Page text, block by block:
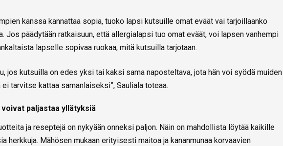
kanssa kannattaa sopia, tuoko lapsi kutsuille omat eväät vai tarjoillaanko
Jos päädytään ratkaisuun, että allergialapsi tuo omat eväät, voi lapsen vanhempi
lapselle sopivaa ruokaa, mitä kutsuilla tarjotaan.
jos kutsuilla on edes yksi tai kaksi sama naposteltava, jota hän voi syödä muiden
tarvitse kattaa samanlaiseksi”, Sauliala toteaa.
paljastaa yllätyksiä
ja reseptejä on nykyään onneksi paljon. Näin on mahdollista löytää kaikille
herkkuja. Mähösen mukaan erityisesti maitoa ja kananmunaa korvaavien